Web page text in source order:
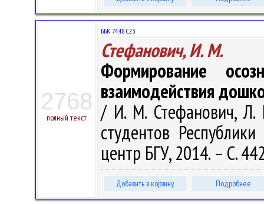
2768
полный текст
ББК 74.48 С23
Стефанович, И. М.
Формирование
взаимодействия
/ И. М. Стефанович, Л.
студентов
центр БГУ, 2014. – С.
Добавить в корзину Подробнее